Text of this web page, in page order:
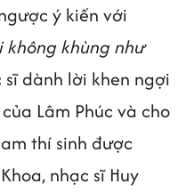
ý kiến với
không khùng như
sĩ dành lời khen ngợi
Lâm Phúc và cho
thí sinh được
nhạc sĩ Huy